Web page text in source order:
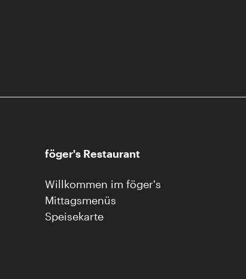
föger's Restaurant
Willkommen im föger's
Mittagsmenüs
Speisekarte